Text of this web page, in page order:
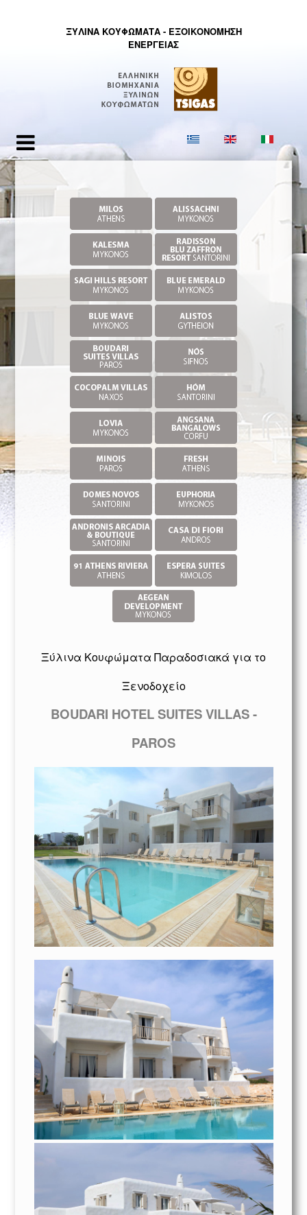
ΞΥΛΙΝΑ ΚΟΥΦΩΜΑΤΑ - ΕΞΟΙΚΟΝΟΜHΣΗ
ΕΝΕΡΓΕΙΑΣ
Ξύλινα Κουφώματα Παραδοσιακά για το
Ξενοδοχείο
BOUDARI HOTEL SUITES VILLAS -
PAROS